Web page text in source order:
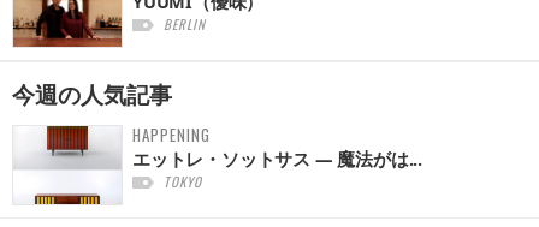
BERLIN
今週の人気記事
HAPPENING
エットレ・ソットサス — 魔法がは...
TOKYO